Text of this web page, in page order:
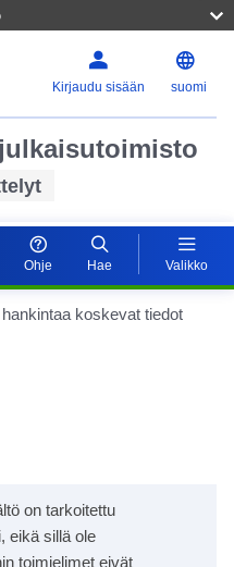
Kirjaudu sisään suomi
Ohje Hae Valikko
koskevat tiedot
on tarkoitettu
eikä sillä ole
toimielimet eivät